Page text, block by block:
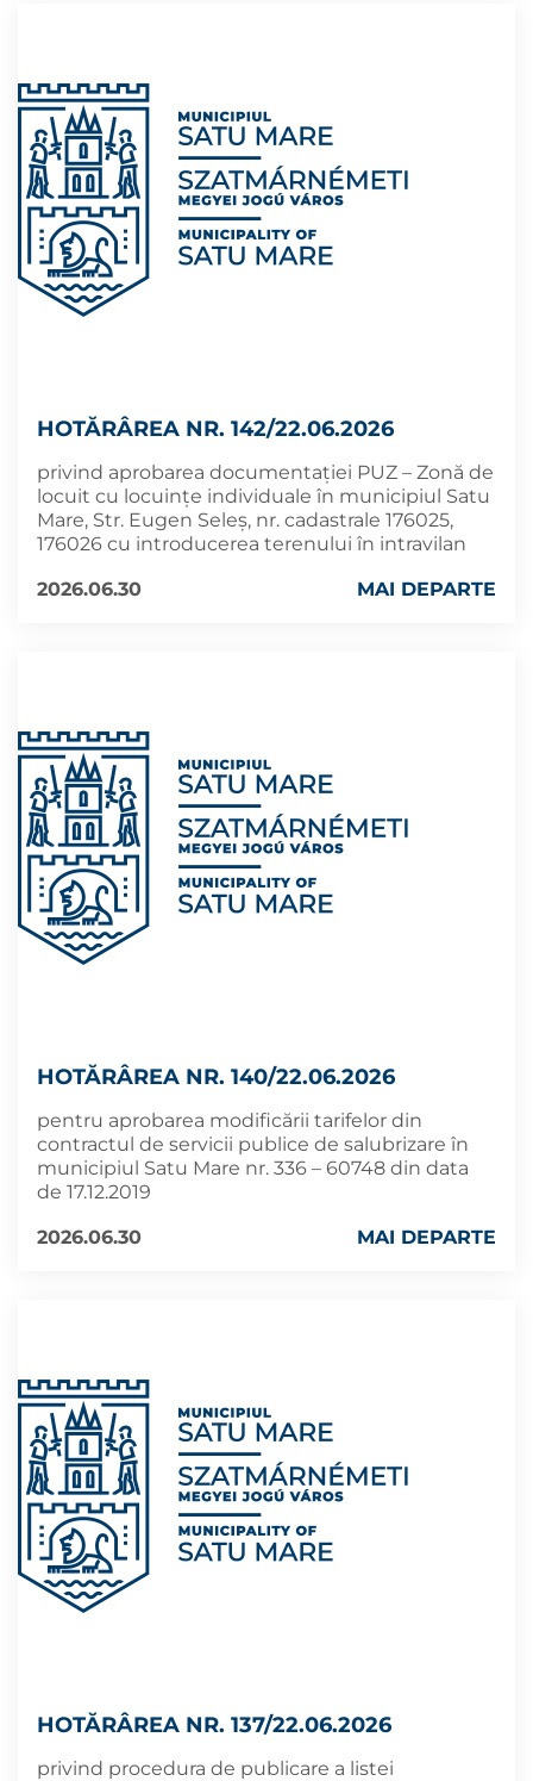
HOTĂRÂREA NR. 142/22.06.2026
privind aprobarea documentației PUZ – Zonă de
locuit cu locuinţe individuale în municipiul Satu
Mare, Str. Eugen Seleş, nr. cadastrale 176025,
176026 cu introducerea terenului în intravilan
2026.06.30
MAI DEPARTE
HOTĂRÂREA NR. 140/22.06.2026
pentru aprobarea modificării tarifelor din
contractul de servicii publice de salubrizare în
municipiul Satu Mare nr. 336 – 60748 din data
de 17.12.2019
2026.06.30
MAI DEPARTE
HOTĂRÂREA NR. 137/22.06.2026
privind procedura de publicare a listei